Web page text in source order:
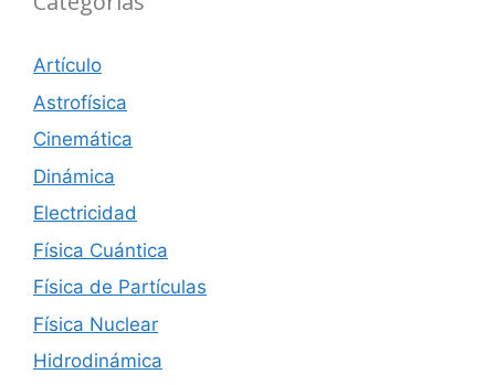
Artículo
Astrofísica
Cinemática
Dinámica
Electricidad
Física Cuántica
Física de Partículas
Física Nuclear
Hidrodinámica